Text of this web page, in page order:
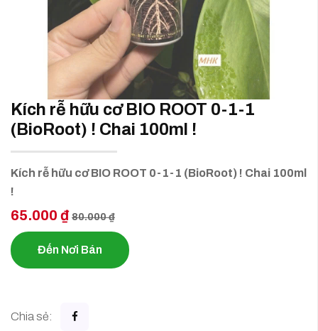
Kích rễ hữu cơ BIO ROOT 0-1-1
(BioRoot) ! Chai 100ml !
Kích rễ hữu cơ BIO ROOT 0-1-1 (BioRoot) ! Chai 100ml
!
65.000 ₫ 80.000 ₫
Đến Nơi Bán
Chia sẻ: